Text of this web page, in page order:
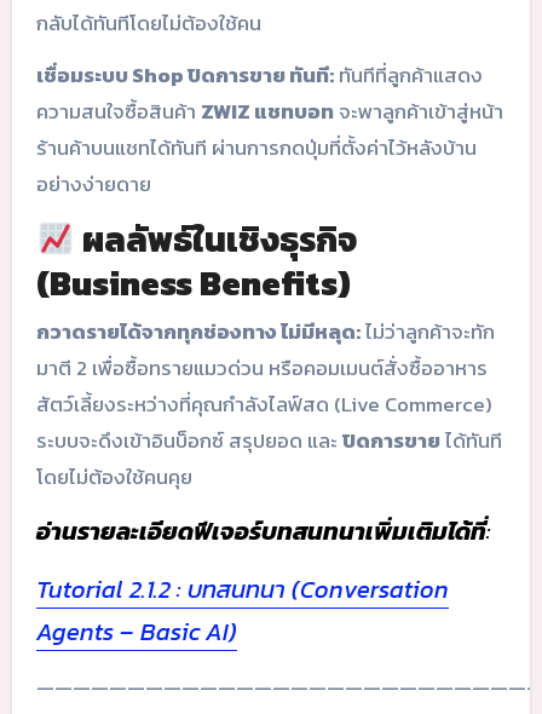
กลับได้ทันทีโดยไม่ต้องใช้คน
เชื่อมระบบ Shop ปิดการขาย ทันที:ทันทีที่ลูกค้าแสดง
ความสนใจซื้อสินค้า ZWIZ แชทบอทจะพาลูกค้าเข้าสู่หน้า
ร้านค้าบนแชทได้ทันที ผ่านการกดปุ่มที่ตั้งค่าไว้หลังบ้าน
อย่างง่ายดาย
ผลลัพธ์ในเชิงธุรกิจ
(Business Benefits)
กวาดรายได้จากทุกช่องทาง ไม่มีหลุด:ไม่ว่าลูกค้าจะทัก
มาตี 2 เพื่อซื้อทรายแมวด่วน หรือคอมเมนต์สั่งซื้ออาหาร
สัตว์เลี้ยงระหว่างที่คุณกำลังไลฟ์สด (Live Commerce)
ระบบจะดึงเข้าอินบ็อกซ์ สรุปยอด และปิดการขายได้ทันที
โดยไม่ต้องใช้คนคุย
อ่านรายละเอียดฟีเจอร์บทสนทนาเพิ่มเติมได้ที่:
Tutorial 2.1.2 : บทสนทนา (Conversation
Agents – Basic AI)